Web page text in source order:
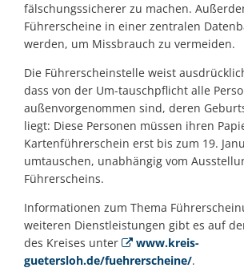
fälschungssicherer zu machen.
Führerscheine in einer zentralen
werden, um Missbrauch zu vermeiden.
Die Führerscheinstelle weist
dass von der Um-tauschpflicht alle
außenvorgenommen sind, deren
liegt: Diese Personen müssen ihren
Kartenführerschein erst bis zum 19.
umtauschen, unabhängig vom
Führerscheins.
Informationen zum Thema
weiteren Dienstleistungen gibt es auf
des Kreises unter
www.kreis-
guetersloh.de/fuehrerscheine/.